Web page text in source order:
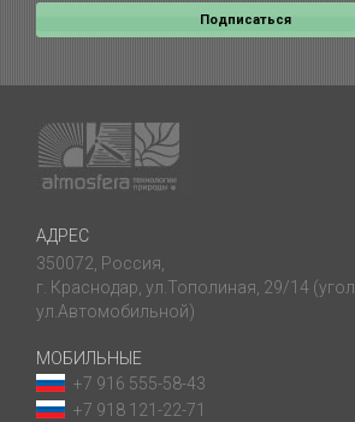
АДРЕС
350072, Россия,
г. Краснодар, ул.Тополиная, 29/14 (угол
ул.Автомобильной)
МОБИЛЬНЫЕ
+7 916 555-58-43
+7 918 121-22-71